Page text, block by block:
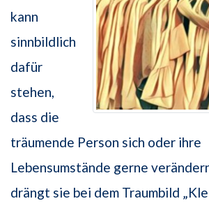
kann
sinnbildlich
dafür
stehen,
dass die
träumende Person sich oder ihre
Lebensumstände gerne
drängt sie bei dem Traumbild